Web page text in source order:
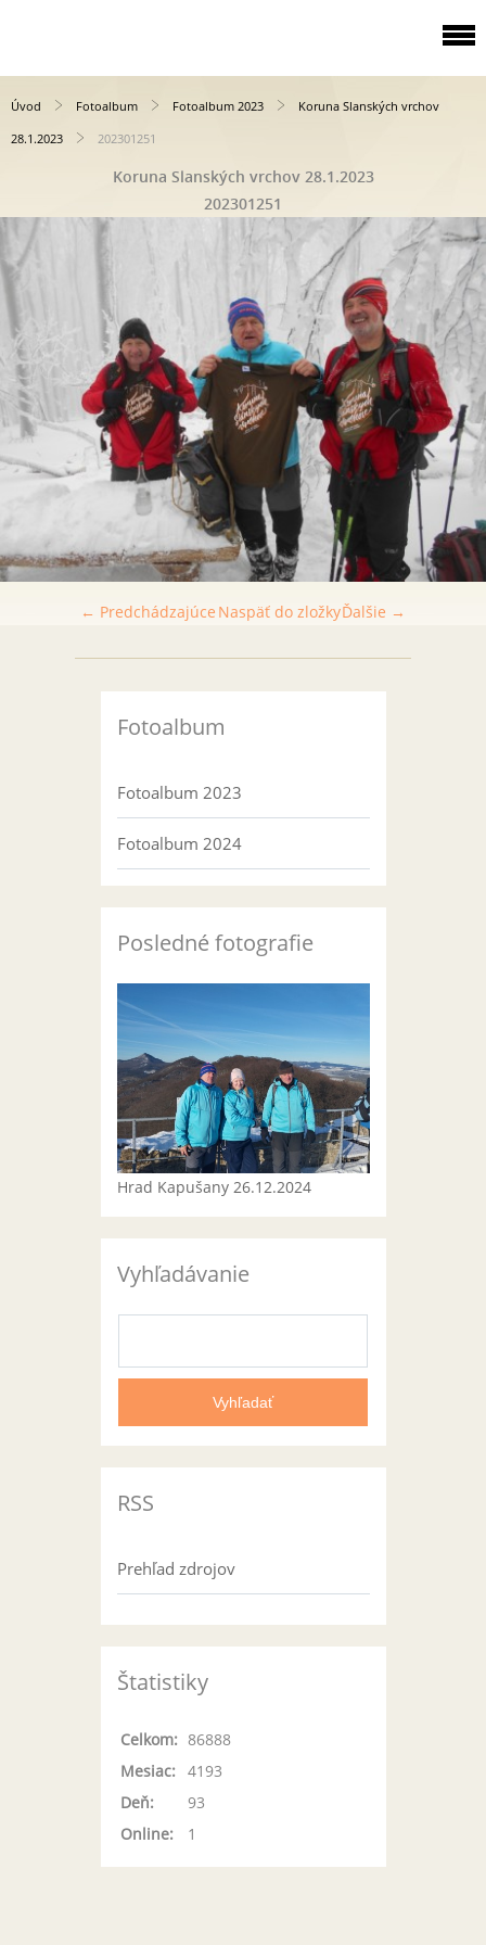
Úvod Fotoalbum Fotoalbum 2023
Koruna Slanských vrchov
28.1.2023
202301251
Koruna Slanských vrchov 28.1.2023
202301251
← Predchádzajúce Ďalšie →
Naspäť do zložky
Fotoalbum
Fotoalbum 2023
Fotoalbum 2024
Posledné fotografie
Hrad Kapušany 26.12.2024
Vyhľadávanie
RSS
Prehľad zdrojov
Štatistiky
Online: 1
Celkom: 86888
Mesiac:
4193
Deň:
93